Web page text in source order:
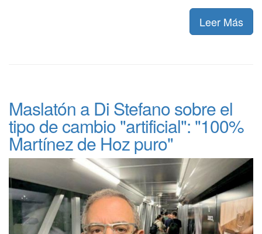
Leer Más
Maslatón a Di Stefano sobre el
tipo de cambio "artificial": "100%
Martínez de Hoz puro"